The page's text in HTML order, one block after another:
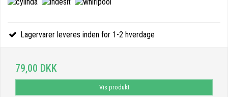
Lagervarer leveres inden for 1-2 hverdage
79,00 DKK
Vis produkt